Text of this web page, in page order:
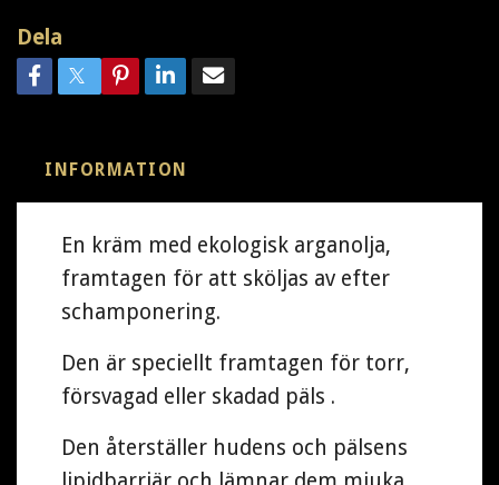
Dela
INFORMATION
En kräm med ekologisk arganolja,
framtagen för att sköljas av efter
schamponering.
Den är speciellt framtagen för torr,
försvagad eller skadad päls .
Den återställer hudens och pälsens